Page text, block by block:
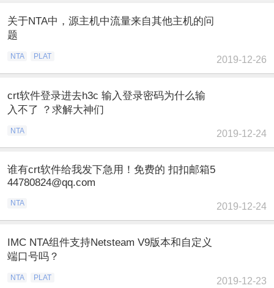
关于NTA中，源主机中流量来自其他主机的问
题
NTA PLAT 2019-12-26
crt软件登录进去h3c 输入登录密码为什么输
入不了 ？求解大神们
NTA 2019-12-24
谁有crt软件给我发下急用！免费的 扣扣邮箱5
44780824@qq.com
NTA 2019-12-24
IMC NTA组件支持Netsteam V9版本和自定义
端口号吗？
NTA PLAT 2019-12-23